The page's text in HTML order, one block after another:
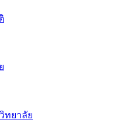
ทยาลัย